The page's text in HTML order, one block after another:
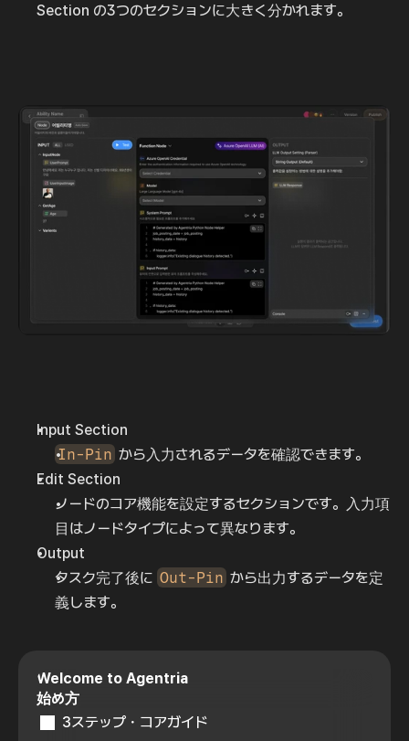
Welcome to Agentria
始め方
3ステップ・コアガイド
Section の3つのセクションに大きく分かれます。
Input Section
In-Pin から入力されるデータを確認できます。
Edit Section
ノードのコア機能を設定するセクションです。入力項
目はノードタイプによって異なります。
Output
タスク完了後に Out-Pin から出力するデータを定
義します。